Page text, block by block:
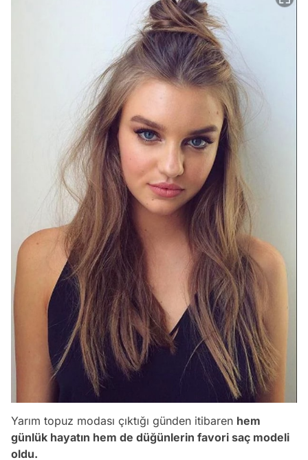
Yarım topuz modası çıktığı günden itibaren hem
günlük hayatın hem de düğünlerin favori saç modeli
oldu.